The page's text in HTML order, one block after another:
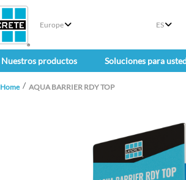
Europe ES
Nuestros productos Soluciones para
Home AQUA BARRIER RDY TOP